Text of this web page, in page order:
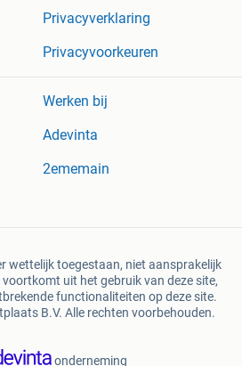
Privacyverklaring
Privacyvoorkeuren
Werken bij
Adevinta
2ememain
wettelijk toegestaan, niet aansprakelijk
uit het gebruik van deze site,
functionaliteiten op deze site.
B.V. Alle rechten voorbehouden.
onderneming